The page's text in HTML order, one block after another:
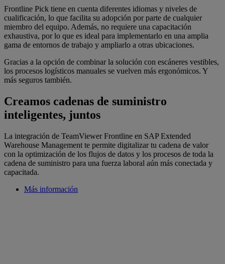
Frontline Pick tiene en cuenta diferentes idiomas y niveles de
cualificación, lo que facilita su adopción por parte de cualquier
miembro del equipo. Además, no requiere una capacitación
exhaustiva, por lo que es ideal para implementarlo en una amplia
gama de entornos de trabajo y ampliarlo a otras ubicaciones.
Gracias a la opción de combinar la solución con escáneres vestibles,
los procesos logísticos manuales se vuelven más ergonómicos. Y
más seguros también.
Creamos cadenas de suministro
inteligentes, juntos
La integración de TeamViewer Frontline en SAP Extended
Warehouse Management te permite digitalizar tu cadena de valor
con la optimización de los flujos de datos y los procesos de toda la
cadena de suministro para una fuerza laboral aún más conectada y
capacitada.
Más información